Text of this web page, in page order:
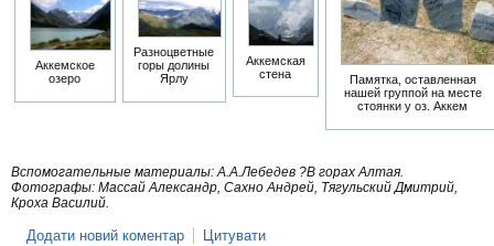
Аккемское
озеро
Разноцветные
горы долины
Ярлу
Аккемская
стена
Памятка, оставленная
нашей группой на месте
стоянки у оз. Аккем
Вспомогательные материалы: А.А.Лебедев ?В горах Алтая.
Фотографы: Массай Александр, Сахно Андрей, Тягульский Дмитрий,
Кроха Василий.
Додати новий коментар Цитувати